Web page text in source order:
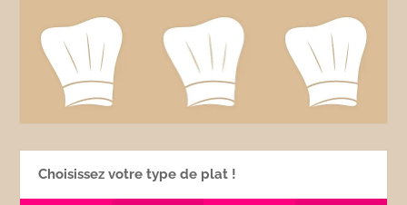
Choisissez votre type de plat !